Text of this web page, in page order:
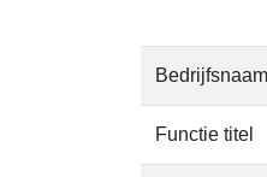
Bedrijfsnaam
Functie titel